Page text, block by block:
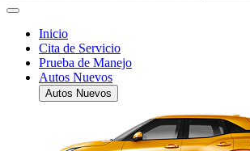
Inicio
Cita de Servicio
Prueba de Manejo
Autos Nuevos
Autos Nuevos